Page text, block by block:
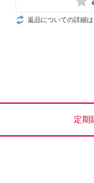
返品についての詳細
定期